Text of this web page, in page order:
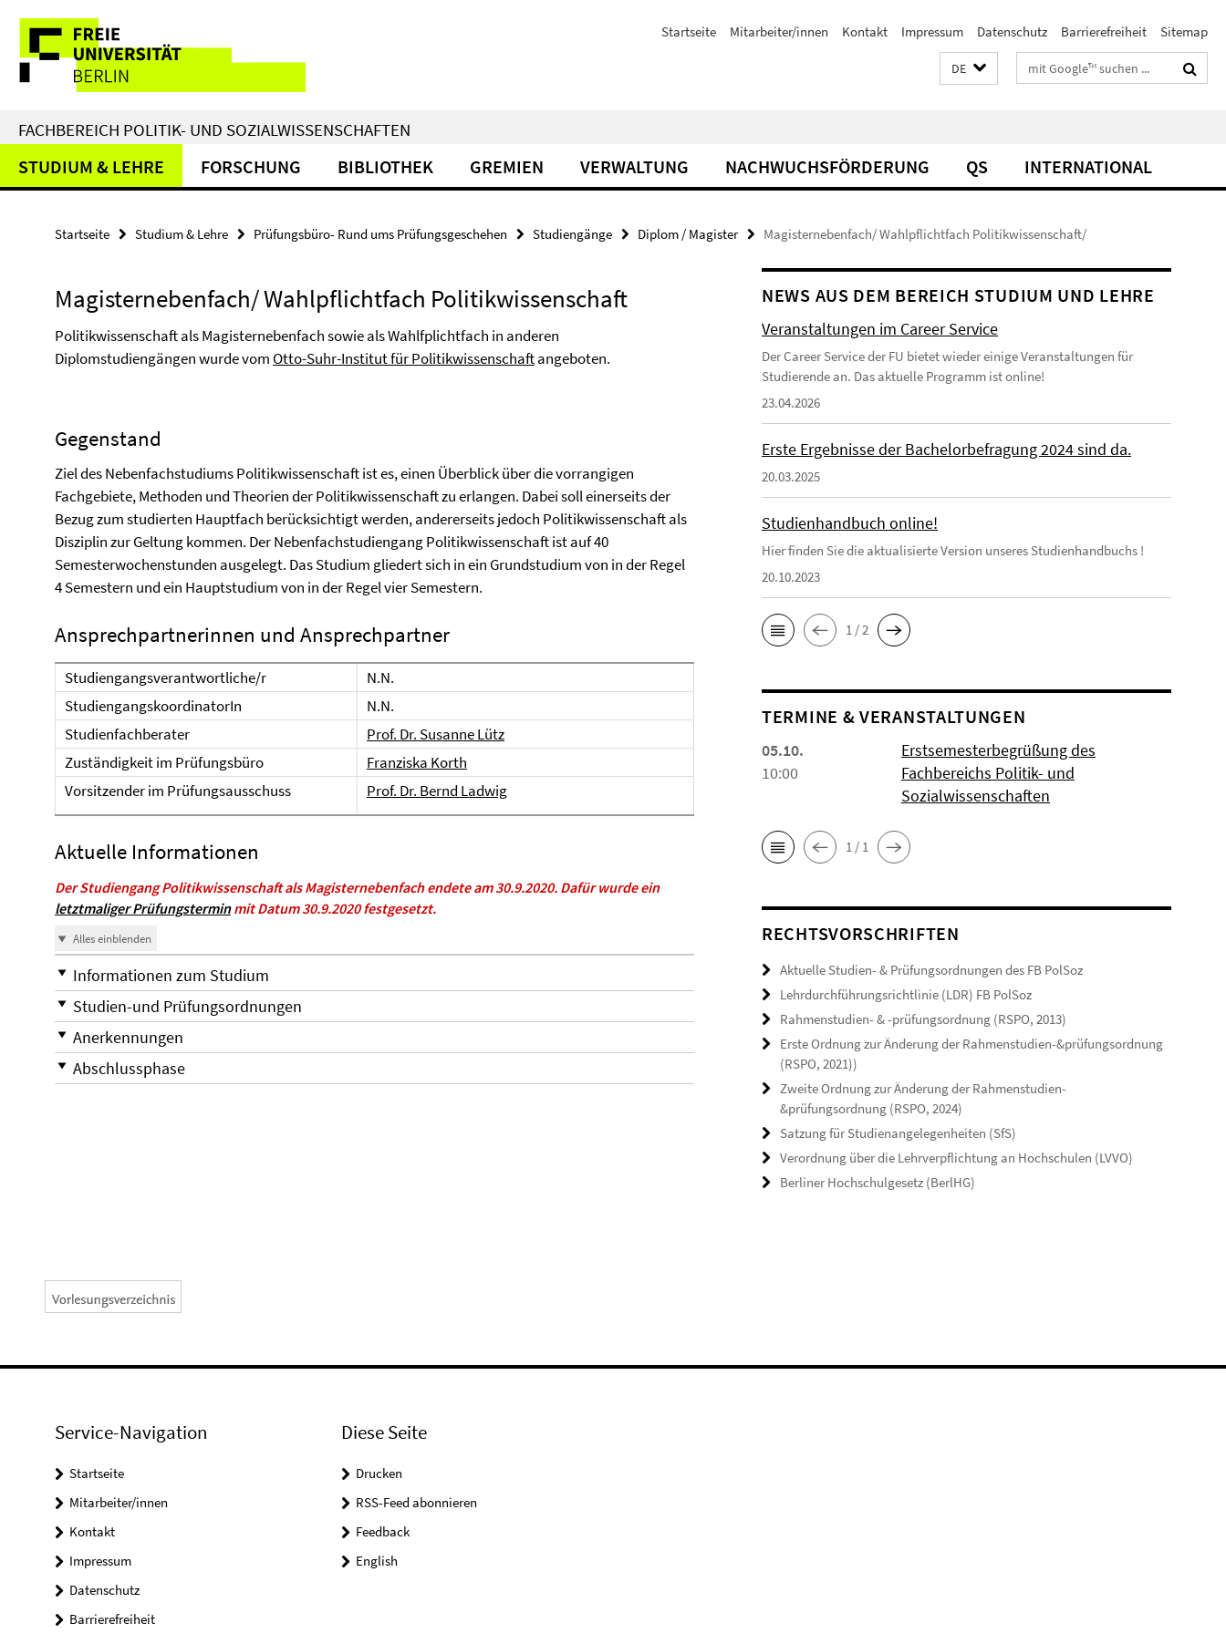
direkt
Inhalt
Service-
Navigation
Startseite Mitarbeiter/innen Kontakt Impressum Datenschutz Barrierefreiheit Sitemap
DE Suchbegriffe
FACHBEREICH POLITIK- UND SOZIALWISSENSCHAFTEN
STUDIUM & LEHRE FORSCHUNG BIBLIOTHEK GREMIEN VERWALTUNG NACHWUCHSFÖRDERUNG QS INTERNATIONAL
Startseite Studium & Lehre Prüfungsbüro- Rund ums Prüfungsgeschehen Studiengänge Diplom / Magister Magisternebenfach/ Wahlpflichtfach Politikwissenschaft/
Magisternebenfach/ Wahlpflichtfach Politikwissenschaft
Politikwissenschaft als Magisternebenfach sowie als Wahlfplichtfach in anderen
Diplomstudiengängen wurde vom Otto-Suhr-Institut für Politikwissenschaftangeboten.
Gegenstand
Ziel des Nebenfachstudiums Politikwissenschaft ist es, einen Überblick über die vorrangigen
Fachgebiete, Methoden und Theorien der Politikwissenschaft zu erlangen. Dabei soll einerseits der
Bezug zum studierten Hauptfach berücksichtigt werden, andererseits jedoch Politikwissenschaft als
Disziplin zur Geltung kommen. Der Nebenfachstudiengang Politikwissenschaft ist auf 40
Semesterwochenstunden ausgelegt. Das Studium gliedert sich in ein Grundstudium von in der Regel
4 Semestern und ein Hauptstudium von in der Regel vier Semestern.
Ansprechpartnerinnen und Ansprechpartner
Studiengangsverantwortliche/r
N.N.
StudiengangskoordinatorIn
N.N.
Studienfachberater
Prof. Dr. Susanne Lütz
Zuständigkeit im Prüfungsbüro
Franziska Korth
Vorsitzender im Prüfungsausschuss
Prof. Dr. Bernd Ladwig
Aktuelle Informationen
Der Studiengang Politikwissenschaft als Magisternebenfach endete am 30.9.2020. Dafür wurde ein
letztmaliger Prüfungsterminmit Datum 30.9.2020 festgesetzt.
Alles einblenden
Informationen zum Studium
Studien-und Prüfungsordnungen
Anerkennungen
Abschlussphase
NEWS AUS DEM BEREICH STUDIUM UND LEHRE
Veranstaltungen im Career Service
Der Career Service der FU bietet wieder einige Veranstaltungen für
Studierende an. Das aktuelle Programm ist online!
23.04.2026
Erste Ergebnisse der Bachelorbefragung 2024 sind da.
20.03.2025
Studienhandbuch online!
Hier finden Sie die aktualisierte Version unseres Studienhandbuchs !
20.10.2023
1 / 2
TERMINE & VERANSTALTUNGEN
05.10.
10:00
Erstsemesterbegrüßung des
Fachbereichs Politik- und
Sozialwissenschaften
1 / 1
RECHTSVORSCHRIFTEN
Aktuelle Studien- & Prüfungsordnungen des FB PolSoz
Lehrdurchführungsrichtlinie (LDR) FB PolSoz
Rahmenstudien- & -prüfungsordnung (RSPO, 2013)
Erste Ordnung zur Änderung der Rahmenstudien-&prüfungsordnung
(RSPO, 2021))
Zweite Ordnung zur Änderung der Rahmenstudien-
&prüfungsordnung (RSPO, 2024)
Satzung für Studienangelegenheiten (SfS)
Verordnung über die Lehrverpflichtung an Hochschulen (LVVO)
Berliner Hochschulgesetz (BerlHG)
Service-Navigation
Startseite
Mitarbeiter/innen
Kontakt
Impressum
Datenschutz
Barrierefreiheit
Diese Seite
Drucken
RSS-Feed abonnieren
Feedback
English